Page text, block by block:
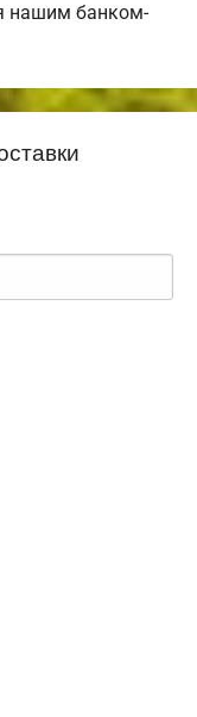
нашим банком-